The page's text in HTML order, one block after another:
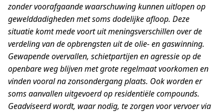
zonder voorafgaande waarschuwing kunnen uitlopen op
gewelddadigheden met soms dodelijke afloop. Deze
situatie komt mede voort uit meningsverschillen over de
verdeling van de opbrengsten uit de olie- en gaswinning.
Gewapende overvallen, schietpartijen en agressie op de
openbare weg blijven met grote regelmaat voorkomen en
vinden vooral na zonsondergang plaats. Ook worden er
soms aanvallen uitgevoerd op residentiële compounds.
Geadviseerd wordt, waar nodig, te zorgen voor vervoer via